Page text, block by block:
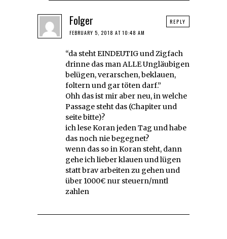
Folger
FEBRUARY 5, 2018 AT 10:48 AM
“da steht EINDEUTIG und Zigfach
drinne das man ALLE Ungläubigen
belügen, verarschen, beklauen,
foltern und gar töten darf.”
Ohh das ist mir aber neu, in welche
Passage steht das (Chapiter und
seite bitte)?
ich lese Koran jeden Tag und habe
das noch nie begegnet?
wenn das so in Koran steht, dann
gehe ich lieber klauen und lügen
statt brav arbeiten zu gehen und
über 1000€ nur steuern/mntl
zahlen
REPLY